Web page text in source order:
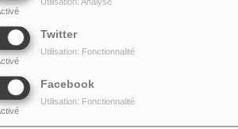
Utilisation: Analyse
Twitter
Utilisation: Fonctionnalité
Facebook
Utilisation: Fonctionnalité
FOLK
2025 - 20:27 - 602